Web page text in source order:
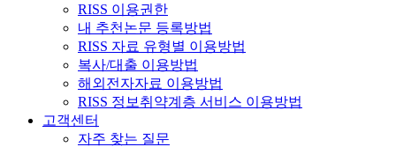
RISS 이용권한
내 추천논문 등록방법
RISS 자료 유형별 이용방법
복사/대출 이용방법
해외전자자료 이용방법
RISS 정보취약계층 서비스 이용방법
고객센터
자주 찾는 질문